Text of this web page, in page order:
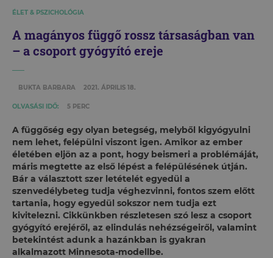
ÉLET & PSZICHOLÓGIA
A magányos függő rossz társaságban van
– a csoport gyógyító ereje
BUKTA BARBARA 2021. ÁPRILIS 18.
OLVASÁSI IDŐ: 5 PERC
A függőség egy olyan betegség, melyből kigyógyulni
nem lehet, felépülni viszont igen. Amikor az ember
életében eljön az a pont, hogy beismeri a problémáját,
máris megtette az első lépést a felépülésének útján.
Bár a választott szer letételét egyedül a
szenvedélybeteg tudja véghezvinni, fontos szem előtt
tartania, hogy egyedül sokszor nem tudja ezt
kivitelezni. Cikkünkben részletesen szó lesz a csoport
gyógyító erejéről, az elindulás nehézségeiről, valamint
betekintést adunk a hazánkban is gyakran
alkalmazott Minnesota-modellbe.